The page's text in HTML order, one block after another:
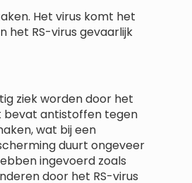
Het virus komt het
het RS-virus gevaarlijk
ziek worden door het
bevat antistoffen tegen
wat bij een
duurt ongeveer
ingevoerd zoals
door het RS-virus